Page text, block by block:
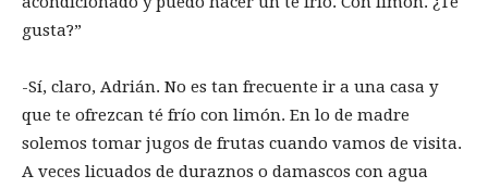
gusta?”
-Sí, claro, Adrián. No es tan frecuente ir a una casa y
que te ofrezcan té frío con limón. En lo de madre
solemos tomar jugos de frutas cuando vamos de visita.
A veces licuados de duraznos o damascos con agua